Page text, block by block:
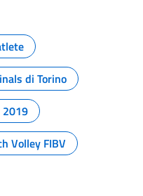
di Torino
2019
Volley FIBV